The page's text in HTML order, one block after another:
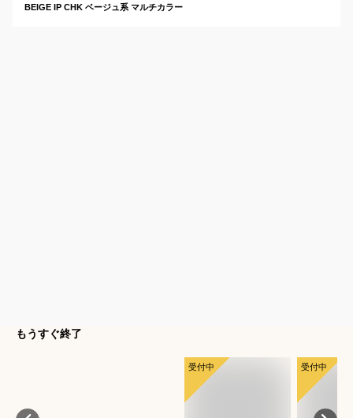
BEIGE IP CHK ベージュ系 マルチカラー
もうすぐ終了
受付中 受付中